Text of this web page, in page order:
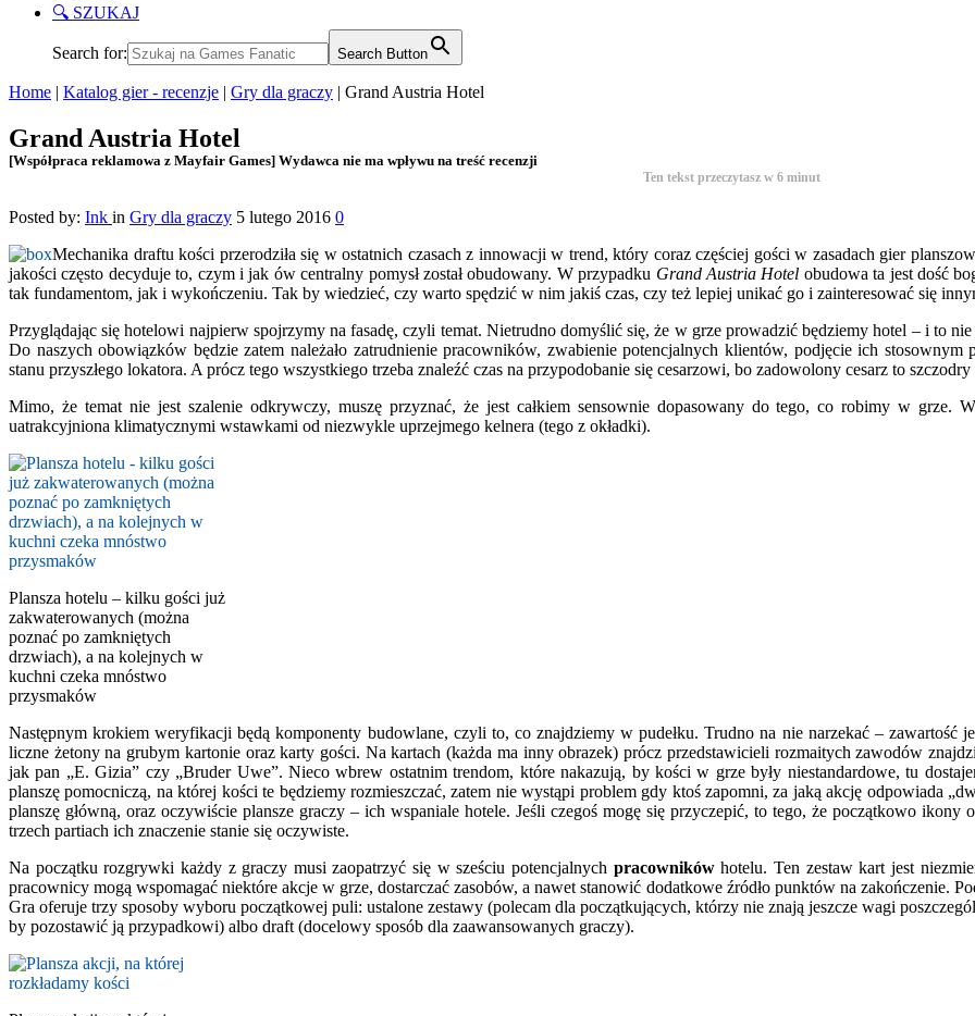
🔍 SZUKAJ
Search for: Search Button
Home | Katalog gier - recenzje | Gry dla graczy | Grand Austria Hotel
Grand Austria Hotel
[Współpraca reklamowa z Mayfair Games] Wydawca nie ma wpływu na treść recenzji
Ten tekst przeczytasz w 6 minut
Posted by: Ink in Gry dla graczy 5 lutego 2016 0
Mechanika draftu kości przerodziła się w ostatnich czasach z innowacji w trend, który coraz częściej gości w zasadach gier
jakości często decyduje to, czym i jak ów centralny pomysł został obudowany. W przypadku Grand Austria Hotel obudowa ta jest dość
tak fundamentom, jak i wykończeniu. Tak by wiedzieć, czy warto spędzić w nim jakiś czas, czy też lepiej unikać go i zainteresować się
Przyglądając się hotelowi najpierw spojrzymy na fasadę, czyli temat. Nietrudno domyślić się, że w grze prowadzić będziemy hotel – i to
Do naszych obowiązków będzie zatem należało zatrudnienie pracowników, zwabienie potencjalnych klientów, podjęcie ich
stanu przyszłego lokatora. A prócz tego wszystkiego trzeba znaleźć czas na przypodobanie się cesarzowi, bo zadowolony cesarz to
Mimo, że temat nie jest szalenie odkrywczy, muszę przyznać, że jest całkiem sensownie dopasowany do tego, co robimy w grze.
uatrakcyjniona klimatycznymi wstawkami od niezwykle uprzejmego kelnera (tego z okładki).
Plansza hotelu – kilku gości już
zakwaterowanych (można
poznać po zamkniętych
drzwiach), a na kolejnych w
kuchni czeka mnóstwo
przysmaków
Następnym krokiem weryfikacji będą komponenty budowlane, czyli to, co znajdziemy w pudełku. Trudno na nie narzekać – zawartość
liczne żetony na grubym kartonie oraz karty gości. Na kartach (każda ma inny obrazek) prócz przedstawicieli rozmaitych zawodów
jak pan „E. Gizia” czy „Bruder Uwe”. Nieco wbrew ostatnim trendom, które nakazują, by kości w grze były niestandardowe, tu
planszę pomocniczą, na której kości te będziemy rozmieszczać, zatem nie wystąpi problem gdy ktoś zapomni, za jaką akcję odpowiada
planszę główną, oraz oczywiście plansze graczy – ich wspaniale hotele. Jeśli czegoś mogę się przyczepić, to tego, że początkowo
trzech partiach ich znaczenie stanie się oczywiste.
Na początku rozgrywki każdy z graczy musi zaopatrzyć się w sześciu potencjalnych pracownikówhotelu. Ten zestaw kart jest
pracownicy mogą wspomagać niektóre akcje w grze, dostarczać zasobów, a nawet stanowić dodatkowe źródło punktów na zakończenie.
Gra oferuje trzy sposoby wyboru początkowej puli: ustalone zestawy (polecam dla początkujących, którzy nie znają jeszcze wagi
by pozostawić ją przypadkowi) albo draft (docelowy sposób dla zaawansowanych graczy).